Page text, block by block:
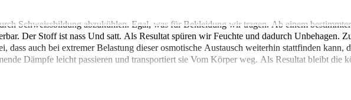
Schweissbildung abzukühlen. Egal, was für Bekleidung wir tragen. Ab einem
Der Stoff ist nass Und satt. Als Resultat spüren wir Feuchte und dadurch Unbehagen.
dass auch bei extremer Belastung dieser osmotische Austausch weiterhin stattfinden kann,
Dämpfe leicht passieren und transportiert sie Vom Körper weg. Als Resultat bleibt die